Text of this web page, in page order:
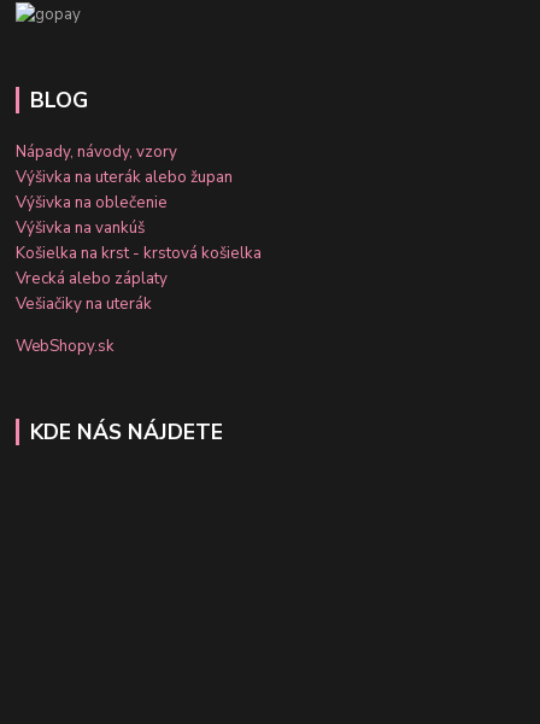
BLOG
Nápady, návody, vzory
Výšivka na uterák alebo župan
Výšivka na oblečenie
Výšivka na vankúš
Košielka na krst - krstová košielka
Vrecká alebo záplaty
Vešiačiky na uterák
WebShopy.sk
KDE NÁS NÁJDETE